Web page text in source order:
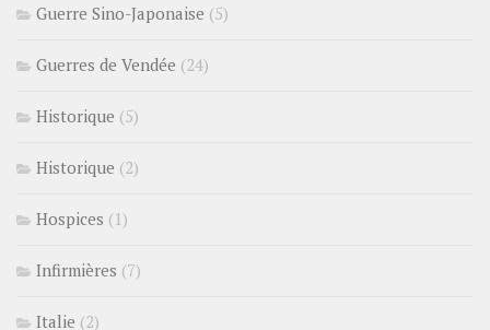
Guerre Sino-Japonaise (5)
Guerres de Vendée (24)
Historique (5)
Historique (2)
Hospices (1)
Infirmières (7)
Italie (2)